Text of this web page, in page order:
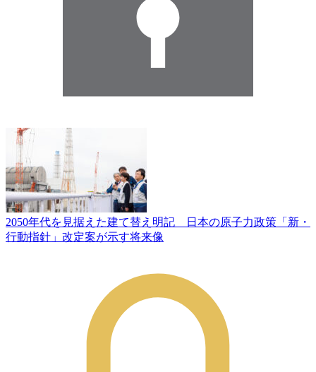
2050年代を見据えた建て替え明記 日本の原子力政策「新・
行動指針」改定案が示す将来像